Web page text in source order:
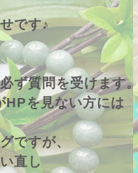
です♪
ず質問を受けます。
HPを見ない方には
ですが、
直し